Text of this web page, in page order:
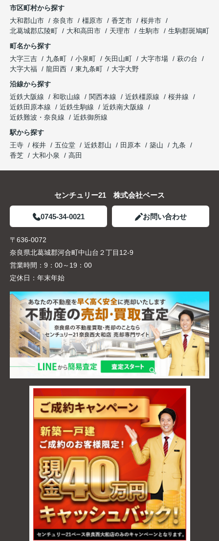
市区町村から探す
大和郡山市
奈良市 橿原市 香芝市
桜井市
北葛城郡広陵町
大和高田市 天理市 生駒市
生駒郡斑鳩町
町名から探す
大字三吉
九条町 小泉町 矢田山町 大字市場
萩の台
大字大福
龍田西 東九条町
大字大野
沿線から探す
近鉄大阪線
和歌山線 関西本線 近鉄橿原線
桜井線
近鉄田原本線
近鉄生駒線
近鉄南大阪線
近鉄難波・奈良線
近鉄御所線
駅から探す
王寺
桜井 五位堂 近鉄郡山 田原本 築山
九条
香芝
大和小泉 高田
センチュリー21 株式会社ベース
0745-34-0021 お問い合わせ
〒636-0072
奈良県北葛城郡河合町中山台２丁目12-9
営業時間： 9：00～19：00
定休日： 年末年始